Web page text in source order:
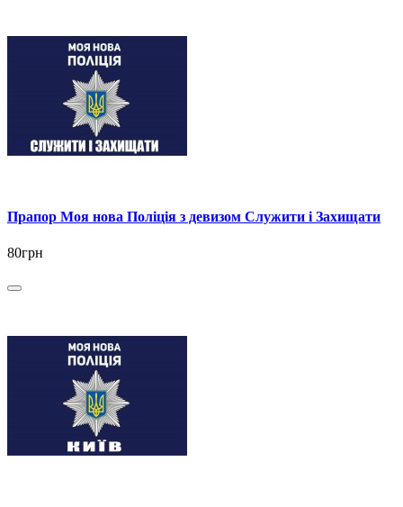
Прапор Моя нова Поліція з девизом Служити і Захищати
80грн